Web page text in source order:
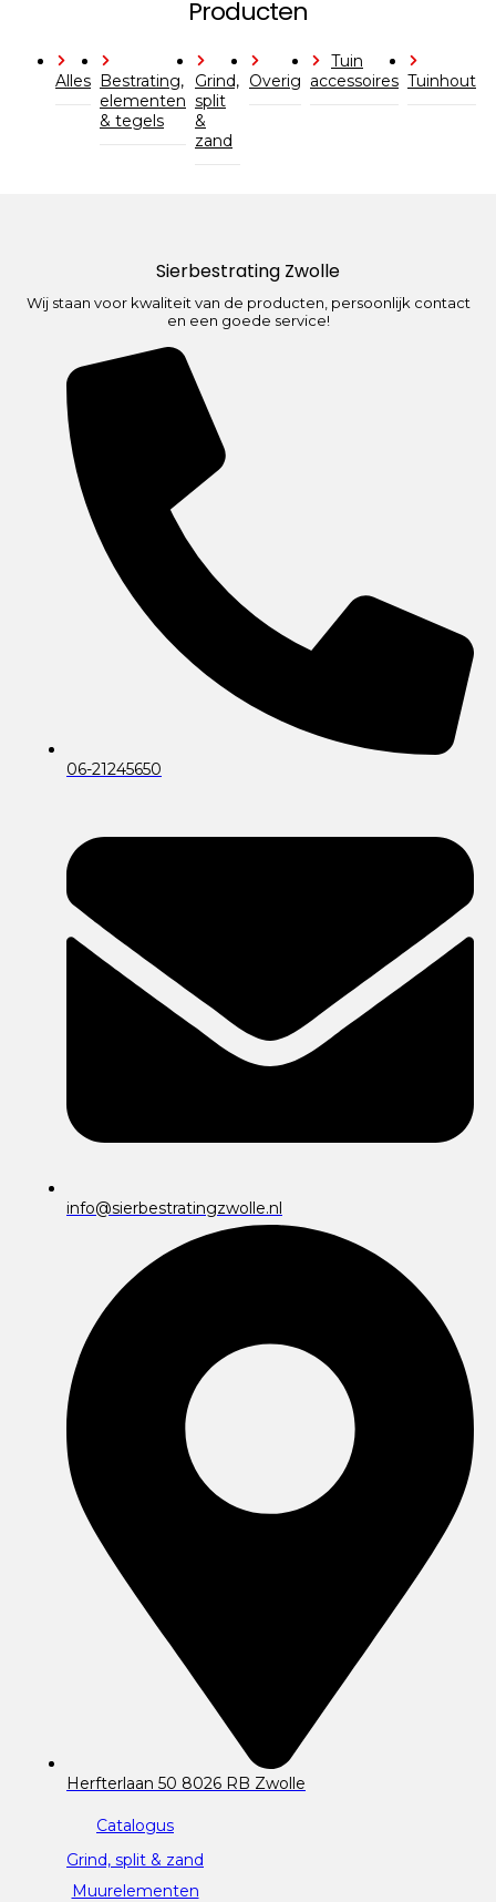
Producten
Alles Bestrating,
elementen
& tegels
Grind,
split
&
zand
Overig
Tuin
accessoires Tuinhout
Sierbestrating Zwolle
Wij staan voor kwaliteit van de producten, persoonlijk contact
en een goede service!
06-21245650
info@sierbestratingzwolle.nl
Herfterlaan 50 8026 RB Zwolle
Catalogus
Grind, split & zand
Muurelementen